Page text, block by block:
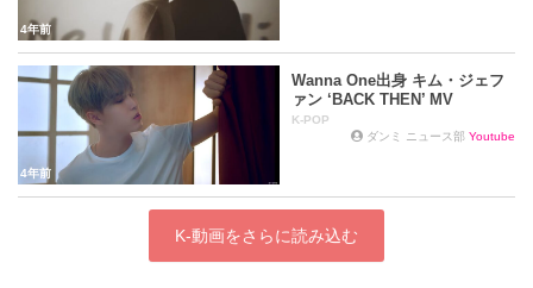
4年前
4年前
Wanna One出身 キム・ジェフ
ァン ‘BACK THEN’ MV
K-POP
ダンミ ニュース部 Youtube
K-動画をさらに読み込む